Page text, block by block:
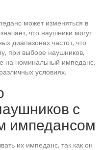
может изменяться в
что наушники могут
диапазонах частот, что
при выборе наушников,
на номинальный импеданс,
условиях.
с
импедансом
их импеданс, так как он